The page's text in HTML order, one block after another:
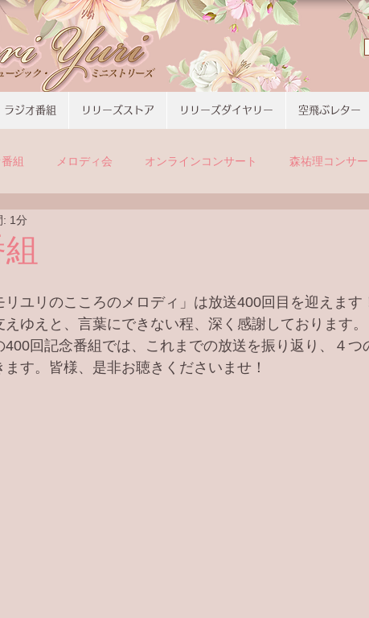
ラジオ番組 リリーズストア リリーズダイヤリー 空飛ぶレター
組 メロディ会 オンラインコンサート 森祐理コンサー
: 1分
ユリのこころのメロディ」は放送400回目を迎えます
ゆえと、言葉にできない程、深く感謝しております。
回記念番組では、これまでの放送を振り返り、４つ
す。皆様、是非お聴きくださいませ！